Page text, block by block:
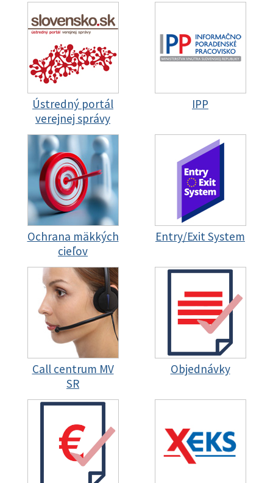
Ústredný portál
verejnej správy
IPP
Ochrana mäkkých
cieľov
Entry/Exit System
Call centrum MV
SR
Objednávky